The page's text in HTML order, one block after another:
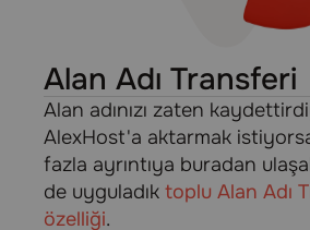
Alan Adı Transferi
Alan adınızı zaten
AlexHost'a aktarmak
fazla ayrıntıya buradan
de uyguladık toplu Alan Adı
özelliği.